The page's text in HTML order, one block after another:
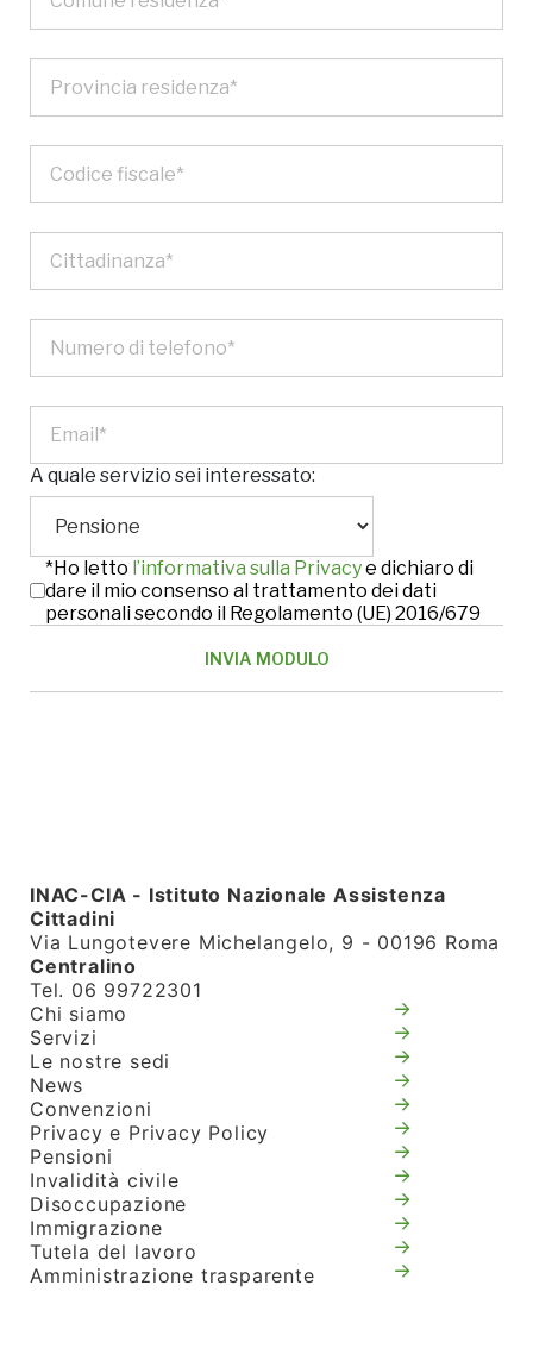
A quale servizio sei interessato:
*Ho letto l’informativa sulla Privacye dichiaro di
dare il mio consenso al trattamento dei dati
personali secondo il Regolamento (UE) 2016/679
INAC-CIA - Istituto Nazionale Assistenza
Cittadini
Via Lungotevere Michelangelo, 9 - 00196 Roma
Centralino
Tel. 06 99722301
Chi siamo
Servizi
Le nostre sedi
News
Convenzioni
Privacy e Privacy Policy
Pensioni
Invalidità civile
Disoccupazione
Immigrazione
Tutela del lavoro
Amministrazione trasparente